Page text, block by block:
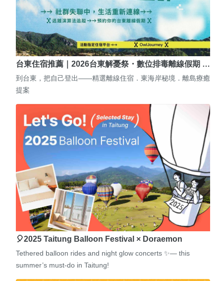
台東住宿推薦｜2026台東解憂祭・數位排毒離線假期 …
到台東，把自己登出——精選離線住宿．東海岸秘境．離島療癒
提案
🎈2025 Taitung Balloon Festival × Doraemon
Tethered balloon rides and night glow concerts ✨— this
summer’s must-do in Taitung!